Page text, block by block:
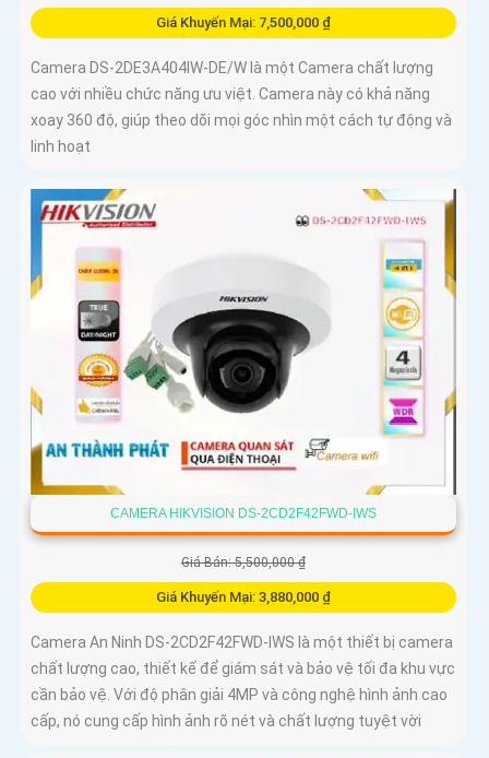
Giá Khuyến Mại: 7,500,000 ₫
Camera DS-2DE3A404IW-DE/W là một Camera chất lượng
cao với nhiều chức năng ưu việt. Camera này có khả năng
xoay 360 độ, giúp theo dõi mọi góc nhìn một cách tự động và
linh hoạt
CAMERA HIKVISION DS-2CD2F42FWD-IWS
Giá Bán: 5,500,000 ₫
Giá Khuyến Mại: 3,880,000 ₫
Camera An Ninh DS-2CD2F42FWD-IWS là một thiết bị camera
chất lượng cao, thiết kế để giám sát và bảo vệ tối đa khu vực
cần bảo vệ. Với độ phân giải 4MP và công nghệ hình ảnh cao
cấp, nó cung cấp hình ảnh rõ nét và chất lượng tuyệt vời